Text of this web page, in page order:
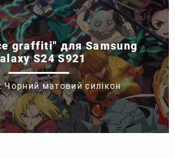
graffiti" для Samsung
S24 S921
Чорний матовий силікон